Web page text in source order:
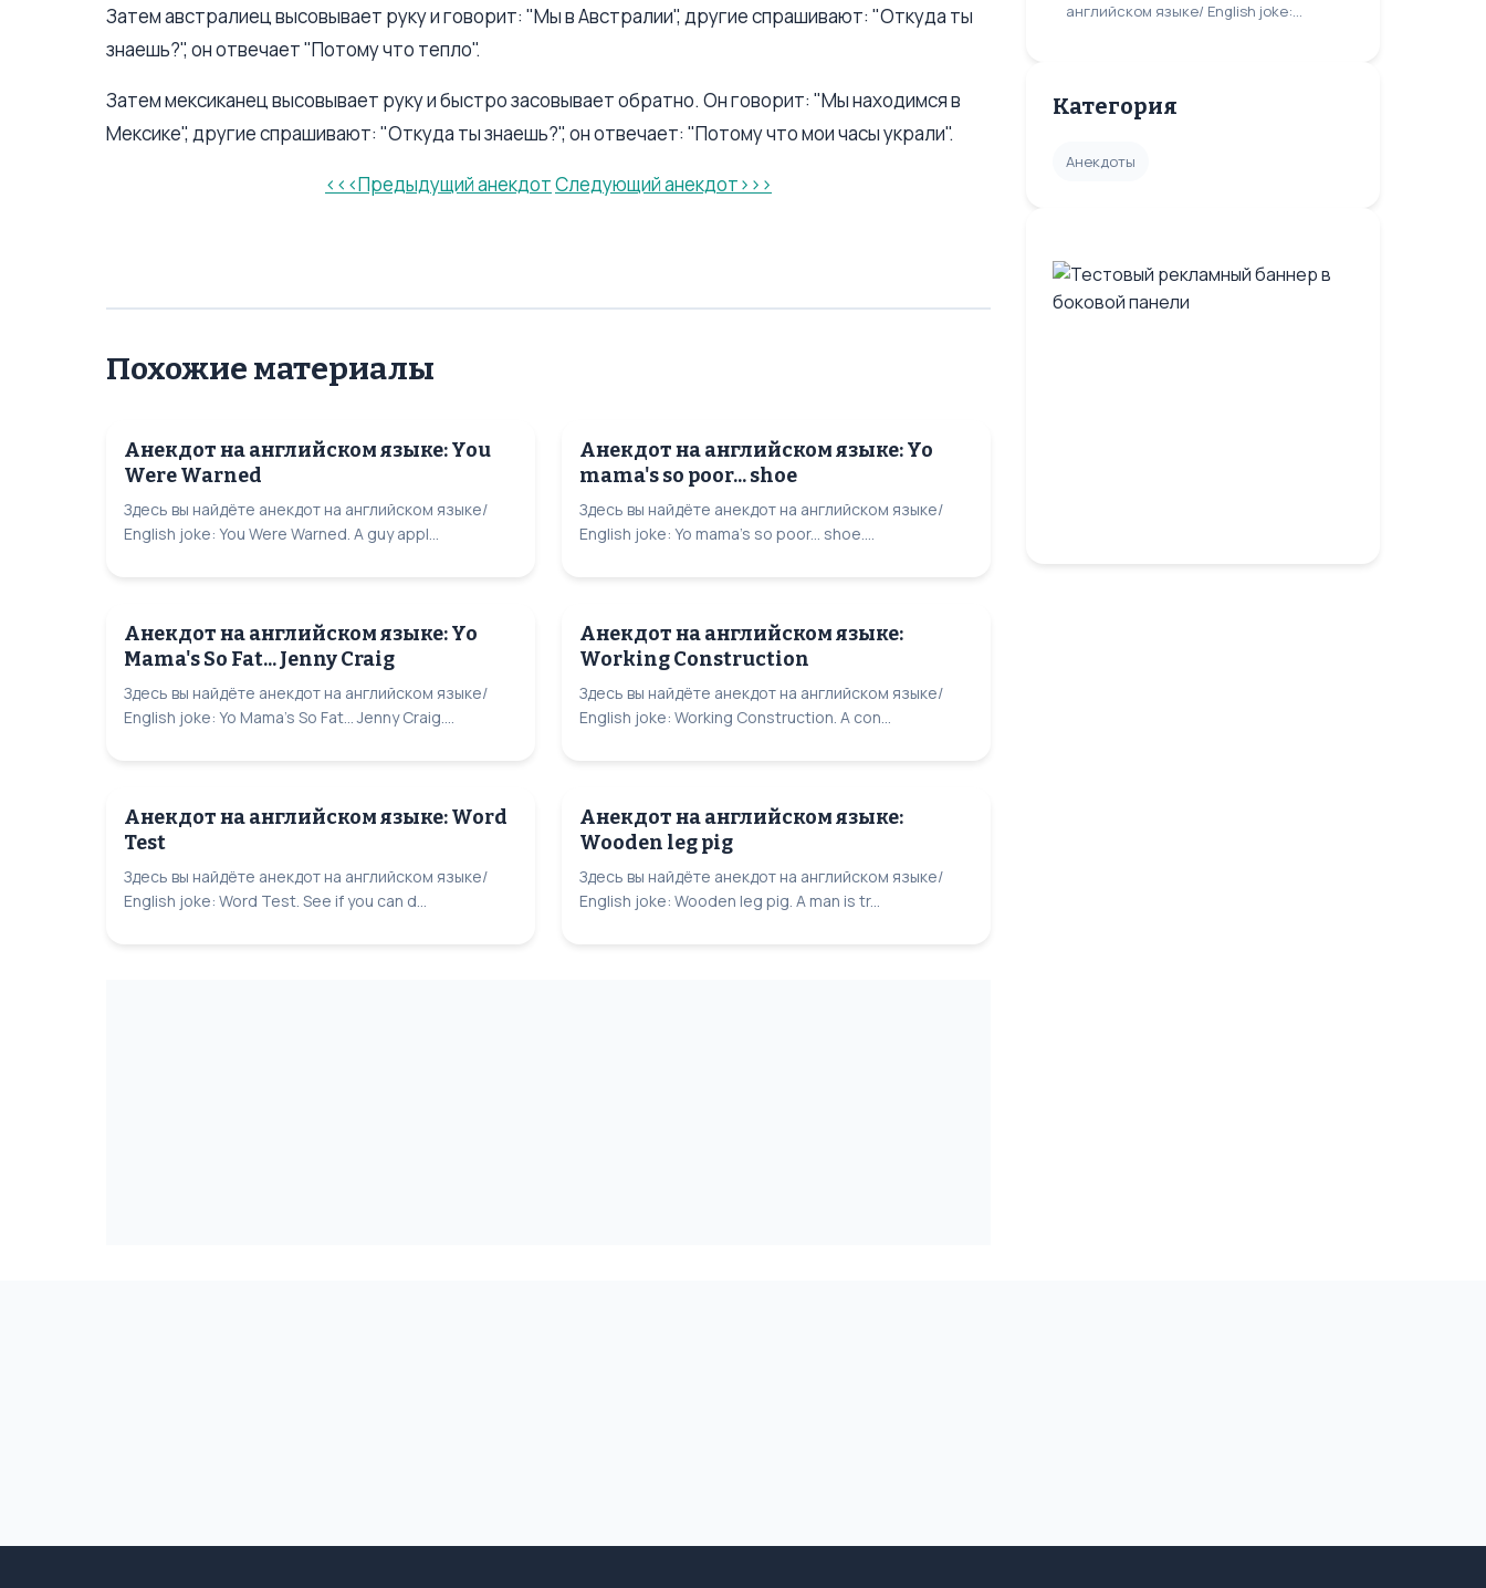
Затем австралиец высовывает руку и говорит: "Мы в Австралии", другие спрашивают: "Откуда ты
знаешь?", он отвечает "Потому что тепло".
Затем мексиканец высовывает руку и быстро засовывает обратно. Он говорит: "Мы находимся в
Мексике", другие спрашивают: "Откуда ты знаешь?", он отвечает: "Потому что мои часы украли".
<<<Предыдущий анекдотСледующий анекдот>>>
Похожие материалы
Анекдот на английском языке: You
Were Warned
Здесь вы найдёте анекдот на английском языке/
English joke: You Were Warned. A guy appl...
Анекдот на английском языке: Yo
mama's so poor... shoe
Здесь вы найдёте анекдот на английском языке/
English joke: Yo mama's so poor... shoe....
Анекдот на английском языке: Yo
Mama's So Fat... Jenny Craig
Здесь вы найдёте анекдот на английском языке/
English joke: Yo Mama's So Fat... Jenny Craig....
Анекдот на английском языке:
Working Construction
Здесь вы найдёте анекдот на английском языке/
English joke: Working Construction. A con...
Анекдот на английском языке: Word
Test
Здесь вы найдёте анекдот на английском языке/
English joke: Word Test. See if you can d...
Анекдот на английском языке:
Wooden leg pig
Здесь вы найдёте анекдот на английском языке/
English joke: Wooden leg pig. A man is tr...
английском языке/ English joke:...
Категория
Анекдоты